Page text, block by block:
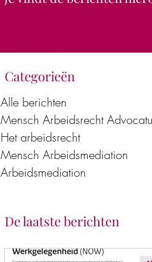
Categorieën
Alle berichten
Mensch Arbeidsrecht
Het arbeidsrecht
Mensch Arbeidsmediation
Arbeidsmediation
De laatste berichten